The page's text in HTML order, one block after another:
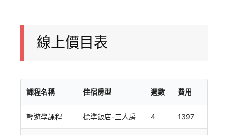
線上價目表
課程名稱 住宿房型 週數 費用
輕遊學課程 標準飯店-三人房 4 1397